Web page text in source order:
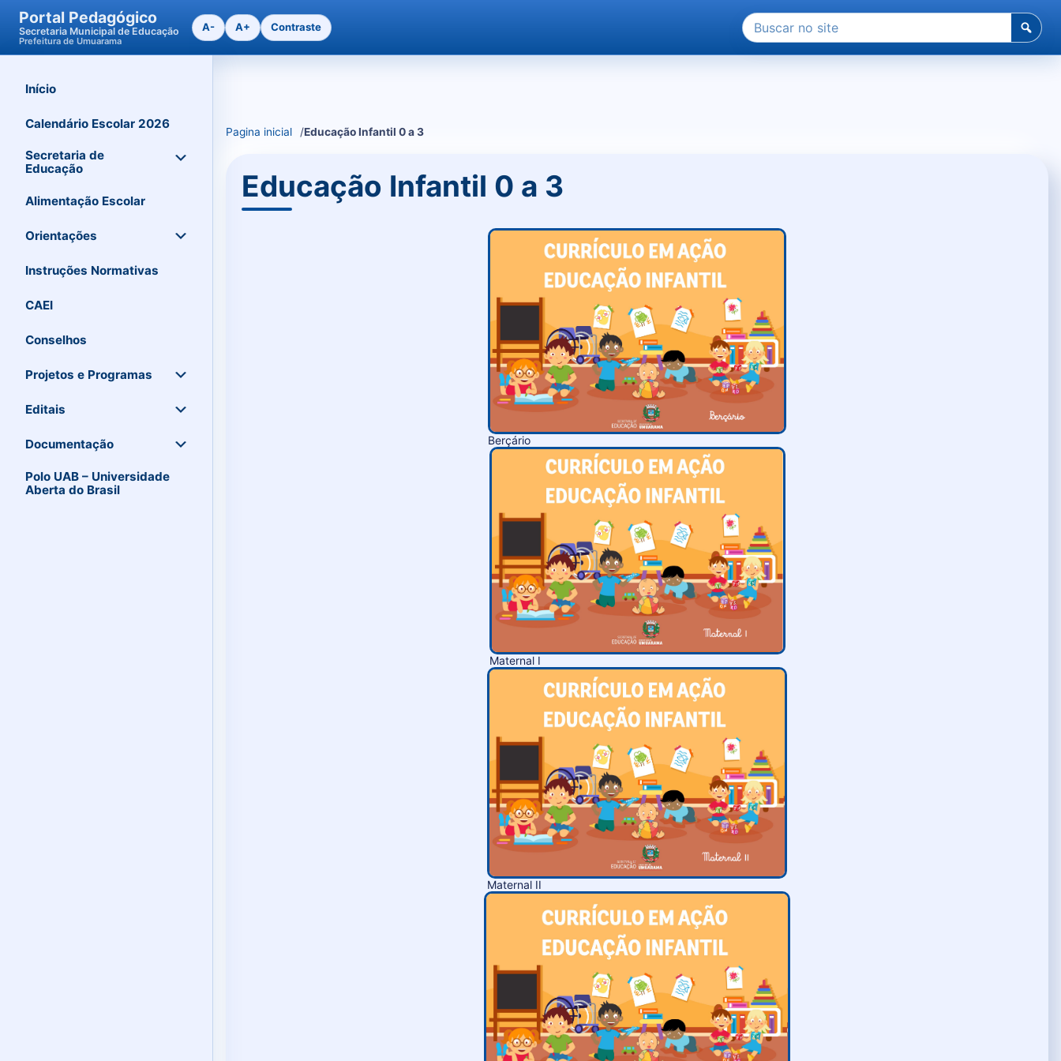
Portal Pedagógico
Secretaria Municipal de Educação
Prefeitura de Umuarama
A- A+ Contraste
Pesquisar
por:
Início
Calendário Escolar 2026
Secretaria de
Educação
Alimentação Escolar
Orientações
Instruções Normativas
CAEI
Conselhos
Projetos e Programas
Editais
Documentação
Polo UAB – Universidade
Aberta do Brasil
Pagina inicial Educação Infantil 0 a 3
Educação Infantil 0 a 3
Berçário
Maternal I
Maternal II